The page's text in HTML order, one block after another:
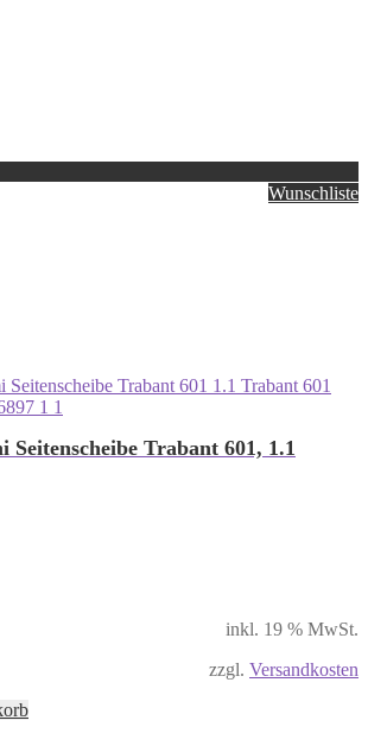
Wunschliste
Seitenscheibe Trabant 601, 1.1
inkl. 19 % MwSt.
zzgl. Versandkosten